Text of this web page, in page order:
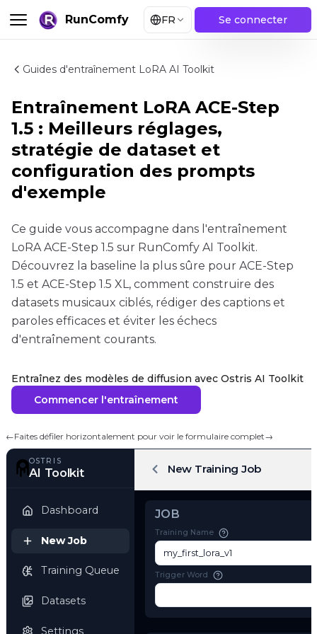
RunComfy FR Se connecter
Guides d'entraînement LoRA AI Toolkit
Entraînement LoRA ACE-Step
1.5 : Meilleurs réglages,
stratégie de dataset et
configuration des prompts
d'exemple
Ce guide vous accompagne dans l'entraînement
LoRA ACE-Step 1.5 sur RunComfy AI Toolkit.
Découvrez la baseline la plus sûre pour ACE-Step
1.5 et ACE-Step 1.5 XL, comment construire des
datasets musicaux ciblés, rédiger des captions et
paroles efficaces et éviter les échecs
d'entraînement courants.
Entraînez des modèles de diffusion avec Ostris AI Toolkit
Commencer l'entraînement
←Faites défiler horizontalement pour voir le formulaire complet→
OSTRIS
Dashboard
New Job
JOB